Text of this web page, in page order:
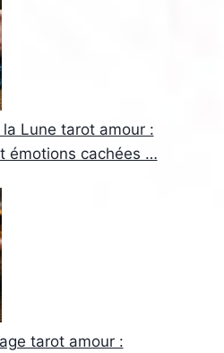
Lune tarot amour :
émotions cachées …
tarot amour :